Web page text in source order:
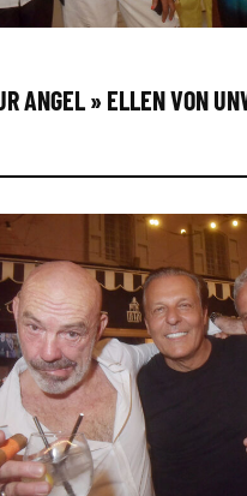
ANGEL » ELLEN VON